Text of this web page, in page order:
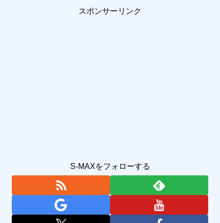
スポンサーリンク
S-MAXをフォローする